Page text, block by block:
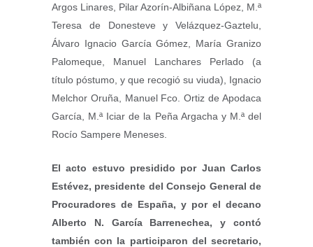
Argos Linares, Pilar Azorín-Albiñana López, M.ª
Teresa de Donesteve y Velázquez-Gaztelu,
Álvaro Ignacio García Gómez, María Granizo
Palomeque, Manuel Lanchares Perlado (a
título póstumo, y que recogió su viuda), Ignacio
Melchor Oruña, Manuel Fco. Ortiz de Apodaca
García, M.ª Iciar de la Peña Argacha y M.ª del
Rocío Sampere Meneses.
El acto estuvo presidido por Juan Carlos
Estévez, presidente del Consejo General de
Procuradores de España, y por el decano
Alberto N. García Barrenechea, y contó
también con la participaron del secretario,